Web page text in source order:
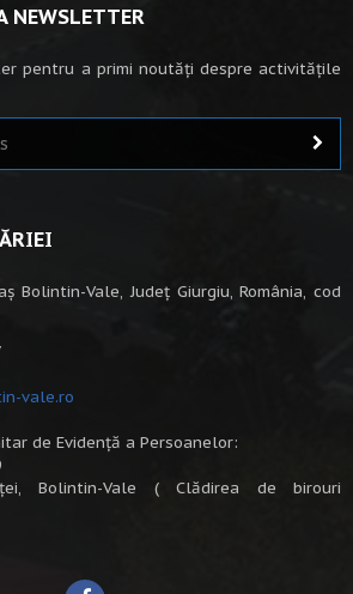
NEWSLETTER
pentru a primi noutăți despre activitățile
Bolintin-Vale, Județ Giurgiu, România, cod
vale.ro
de Evidență a Persoanelor:
Bolintin-Vale ( Clădirea de birouri